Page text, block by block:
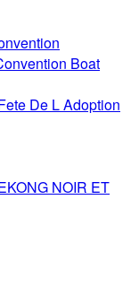
Boat
De L Adoption
NOIR ET